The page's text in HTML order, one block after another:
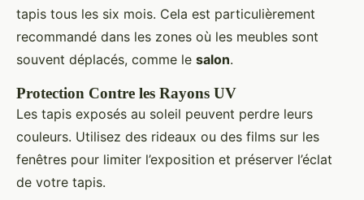
tapis tous les six mois. Cela est particulièrement
recommandé dans les zones où les meubles sont
souvent déplacés, comme le salon.
Protection Contre les Rayons UV
Les tapis exposés au soleil peuvent perdre leurs
couleurs. Utilisez des rideaux ou des films sur les
fenêtres pour limiter l’exposition et préserver l’éclat
de votre tapis.